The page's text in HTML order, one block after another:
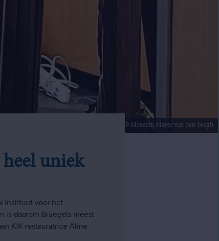
© Museum Mayer van den Bergh
heel uniek
Instituut voor het
is daarom Bruegels meest
KIK-restauratrice Aline